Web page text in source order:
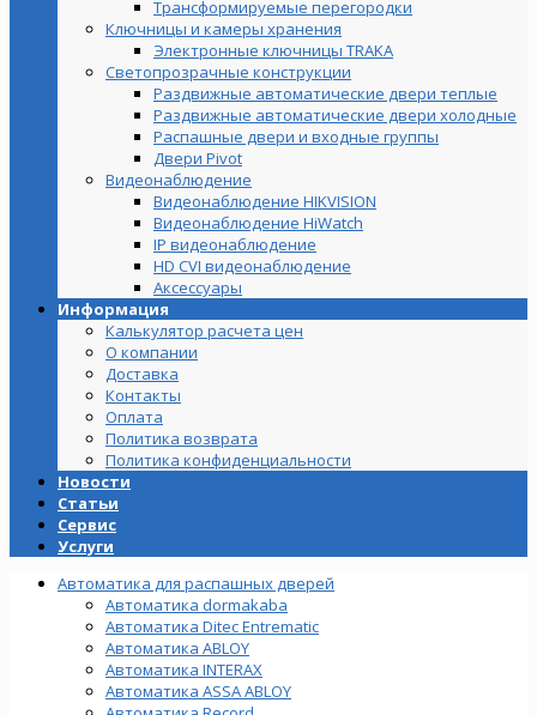
Трансформируемые перегородки
Ключницы и камеры хранения
Электронные ключницы TRAKA
Светопрозрачные конструкции
Раздвижные автоматические двери теплые
Раздвижные автоматические двери холодные
Распашные двери и входные группы
Двери Pivot
Видеонаблюдение
Видеонаблюдение HIKVISION
Видеонаблюдение HiWatch
IP видеонаблюдение
HD CVI видеонаблюдение
Аксессуары
Информация
Калькулятор расчета цен
О компании
Доставка
Контакты
Оплата
Политика возврата
Политика конфиденциальности
Новости
Статьи
Сервис
Услуги
Автоматика для распашных дверей
Автоматика dormakaba
Автоматика Ditec Entrematic
Автоматика ABLOY
Автоматика INTERAX
Автоматика ASSA ABLOY